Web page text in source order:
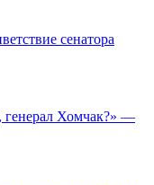
сенатора
генерал Хомчак?» —